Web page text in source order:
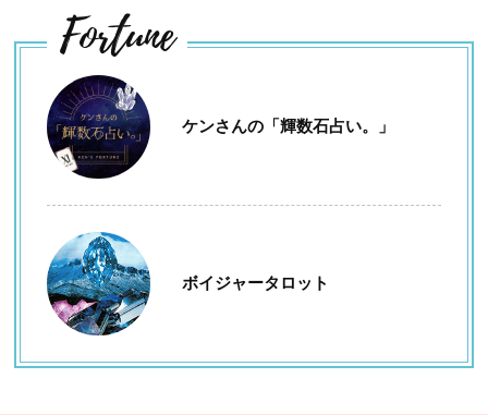
Fortune
ケンさんの「輝数石占い。」
ボイジャータロット